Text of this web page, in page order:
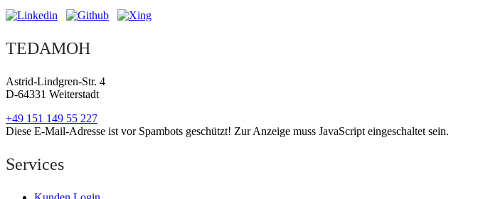
TEDAMOH
Astrid-Lindgren-Str. 4
D-64331 Weiterstadt
+49 151 149 55 227
Diese E-Mail-Adresse ist vor Spambots geschützt! Zur Anzeige muss JavaScript eingeschaltet sein.
Services